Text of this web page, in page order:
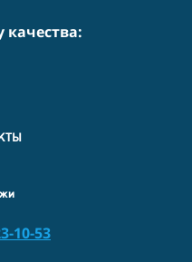
10-53